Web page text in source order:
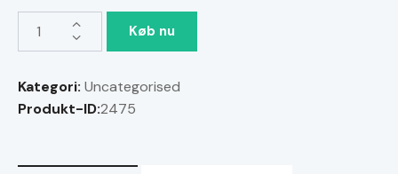
kr
vare
test
Køb nu
Kategori: Uncategorised
Produkt-ID:2475